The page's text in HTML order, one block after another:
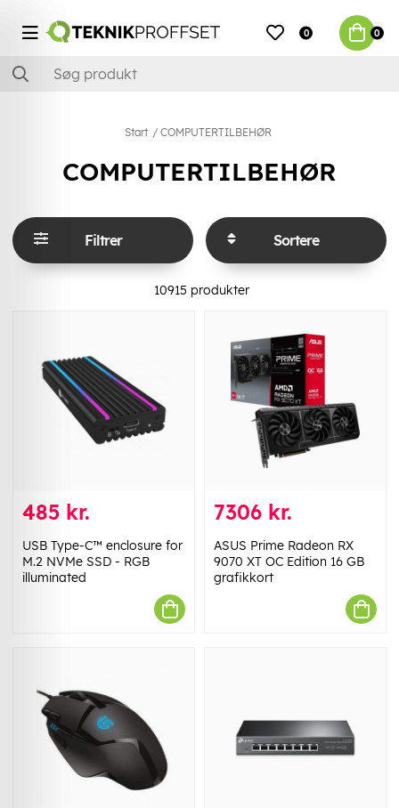
0 0
Start COMPUTERTILBEHØR
COMPUTERTILBEHØR
Filtrer Sortere
10915 produkter
485 kr.
USB Type-C™ enclosure for
M.2 NVMe SSD - RGB
illuminated
7306 kr.
ASUS Prime Radeon RX
9070 XT OC Edition 16 GB
grafikkort